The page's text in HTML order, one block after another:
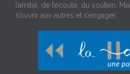
l’amitié, de l’écoute, du soutien.
s’ouvrir aux autres et s’engager.